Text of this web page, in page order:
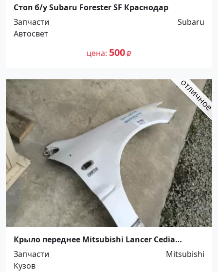
Стоп б/у Subaru Forester SF Краснодар
Запчасти
Subaru
Автосвет
цена 500
Крыло переднее Mitsubishi Lancer Cedia
правое Краснодар
Запчасти
Mitsubishi
Кузов